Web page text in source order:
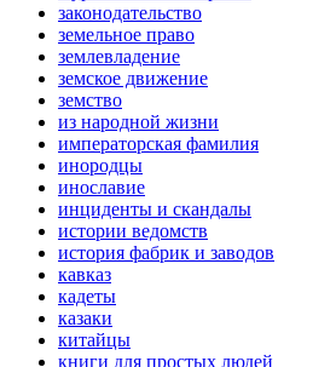
законодательство
земельное право
землевладение
земское движение
земство
из народной жизни
императорская фамилия
инородцы
инославие
инциденты и скандалы
истории ведомств
история фабрик и заводов
кавказ
кадеты
казаки
китайцы
книги для простых людей